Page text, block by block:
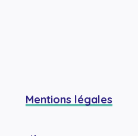
Mentions légales